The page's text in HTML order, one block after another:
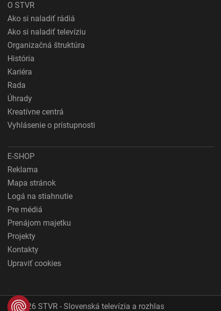
O STVR
Ako si naladiť rádiá
Ako si naladiť televíziu
Organizačná štruktúra
História
Kariéra
Rada
Úhrady
Kreatívne centrá
Vyhlásenie o prístupnosti
E-SHOP
Reklama
Mapa stránok
Logá na stiahnutie
Pre médiá
Prenájom majetku
Projekty
Kontakty
Upraviť cookies
© 2026 STVR - Slovenská televízia a rozhlas